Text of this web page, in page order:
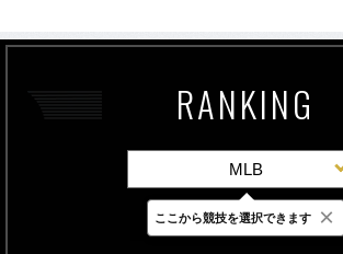
RANKING
MLB
最新 24時間 週間
ここから競技を選択できます ×